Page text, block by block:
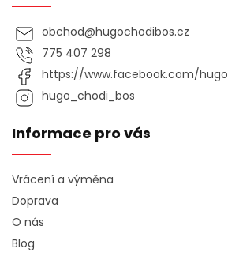
obchod@hugochodibos.cz
775 407 298
https://www.facebook.com/
hugo_chodi_bos
Informace pro vás
Vrácení a výměna
Doprava
O nás
Blog